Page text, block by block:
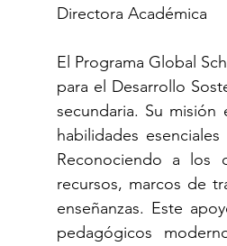
Directora Académica
El Programa Global
para el Desarrollo
secundaria. Su
habilidades
Reconociendo a los
recursos, marcos de
enseñanzas. Este
pedagógicos